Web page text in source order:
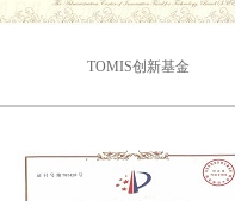
TOMIS创新基金